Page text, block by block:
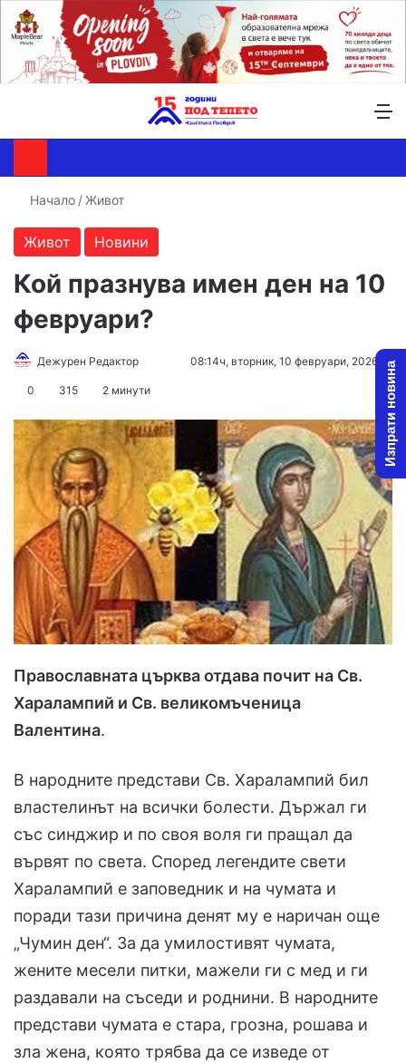
Начало / Живот
Живот Новини
Кой празнува имен ден на 10
февруари?
Дежурен Редактор
Send08:14ч, вторник, 10 февруари, 2026
0 315 2 минути
Православната църква отдава почит на Св.
Харалампий и Св. великомъченица
Валентина.
В народните представи Св. Харалампий бил
властелинът на всички болести. Държал ги
със синджир и по своя воля ги пращал да
вървят по света. Според легендите свети
Харалампий е заповедник и на чумата и
поради тази причина денят му е наричан още
„Чумин ден“. За да умилостивят чумата,
жените месели питки, мажели ги с мед и ги
раздавали на съседи и роднини. В народните
представи чумата е стара, грозна, рошава и
зла жена, която трябва да се изведе от
Изпрати новина